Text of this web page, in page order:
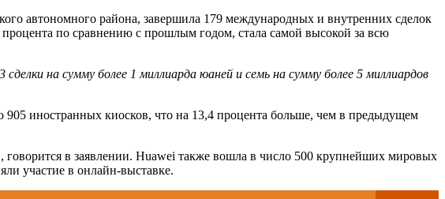
автономного района, завершила 179 международных и внутренних сделок
по сравнению с прошлым годом, стала самой высокой за всю
на сумму более 1 миллиарда юаней и семь на сумму более 5 миллиардов
иностранных киосков, что на 13,4 процента больше, чем в предыдущем
в заявлении. Huawei также вошла в число 500 крупнейших мировых
участие в онлайн-выставке.